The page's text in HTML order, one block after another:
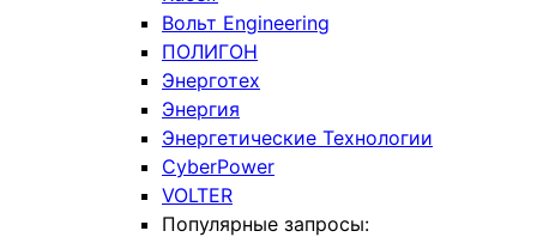
Вольт Engineering
ПОЛИГОН
Энерготех
Энергия
Энергетические Технологии
CyberPower
VOLTER
Популярные запросы: